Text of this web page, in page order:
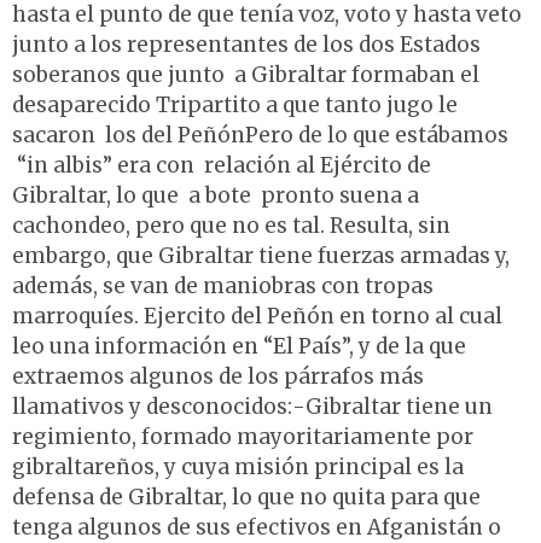
hasta el punto de que tenía voz, voto y hasta veto
junto a los representantes de los dos Estados
soberanos que junto a Gibraltar formaban el
desaparecido Tripartito a que tanto jugo le
sacaron los del PeñónPero de lo que estábamos
“in albis” era con relación al Ejército de
Gibraltar, lo que a bote pronto suena a
cachondeo, pero que no es tal. Resulta, sin
embargo, que Gibraltar tiene fuerzas armadas y,
además, se van de maniobras con tropas
marroquíes. Ejercito del Peñón en torno al cual
leo una información en “El País”, y de la que
extraemos algunos de los párrafos más
llamativos y desconocidos:-Gibraltar tiene un
regimiento, formado mayoritariamente por
gibraltareños, y cuya misión principal es la
defensa de Gibraltar, lo que no quita para que
tenga algunos de sus efectivos en Afganistán o